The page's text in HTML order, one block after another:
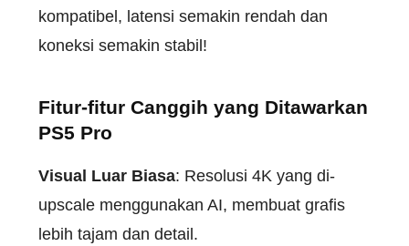
kompatibel, latensi semakin rendah dan
koneksi semakin stabil!
Fitur-fitur Canggih yang Ditawarkan
PS5 Pro
Visual Luar Biasa: Resolusi 4K yang di-
upscale menggunakan AI, membuat grafis
lebih tajam dan detail.